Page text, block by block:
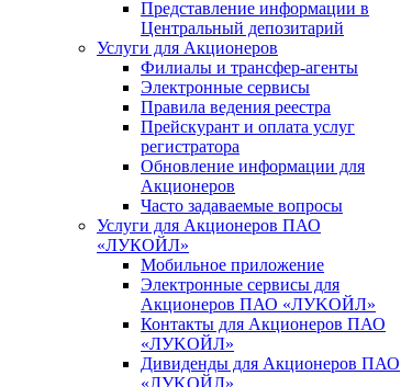
Представление информации в
Центральный депозитарий
Услуги для Акционеров
Филиалы и трансфер-агенты
Электронные сервисы
Правила ведения реестра
Прейскурант и оплата услуг
регистратора
Обновление информации для
Акционеров
Часто задаваемые вопросы
Услуги для Акционеров ПАО
«ЛУКОЙЛ»
Мобильное приложение
Электронные сервисы для
Акционеров ПАО «ЛУKOЙЛ»
Контакты для Акционеров ПАО
«ЛУKOЙЛ»
Дивиденды для Акционеров ПАО
«ЛУKOЙЛ»